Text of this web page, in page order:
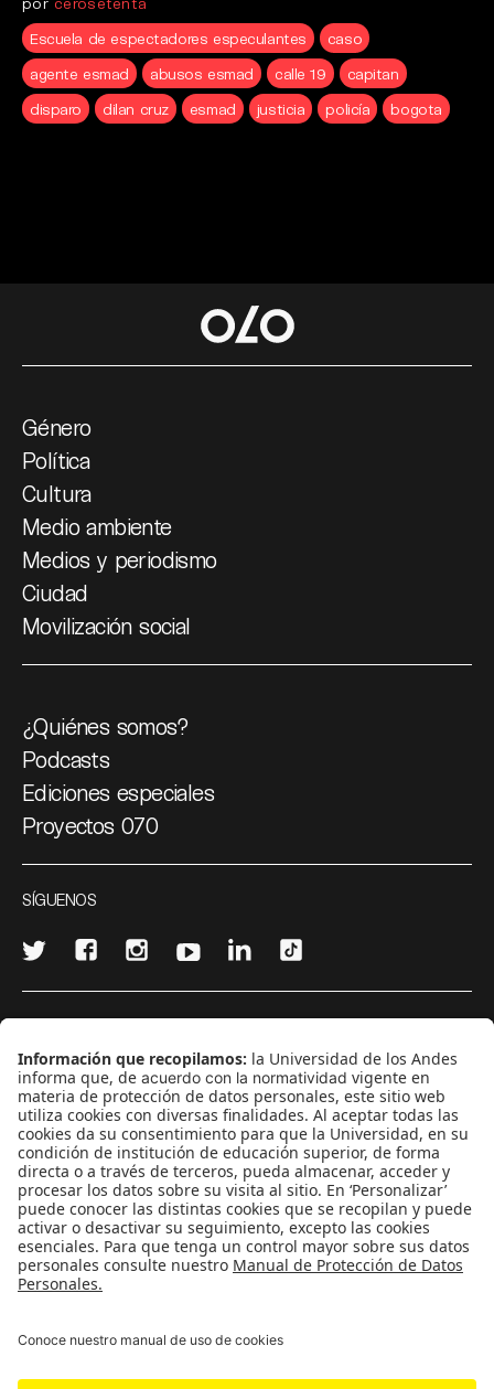
Escuela de espectadores especulantes
caso
agente esmad
abusos esmad calle 19
capitan
disparo
dilan cruz esmad justicia policía bogota
Género
Política
Cultura
Medio ambiente
Medios y periodismo
Ciudad
Movilización social
¿Quiénes somos?
Podcasts
Ediciones especiales
Proyectos 070
SÍGUENOS
CONTÁCTANOS
cerosetenta@uniandes.edu.co
BOGOTÁ, COLOMBIA
NEWSLETTER